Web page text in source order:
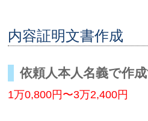
内容証明文書作成
依頼人本人名義で作
1万0,800円〜3万2,400円